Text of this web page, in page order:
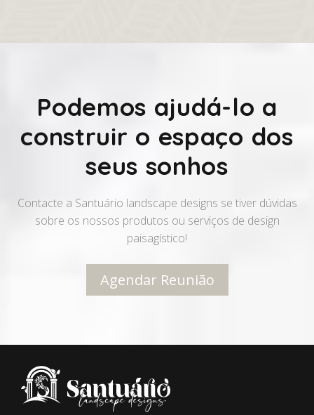
Podemos ajudá-lo a
construir o espaço dos
seus sonhos
Contacte a Santuário landscape designs se tiver dúvidas
sobre os nossos produtos ou serviços de design
paisagístico!
Agendar Reunião